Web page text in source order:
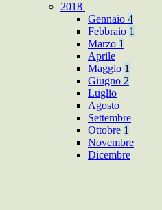
2018
Gennaio 4
Febbraio 1
Marzo 1
Aprile
Maggio 1
Giugno 2
Luglio
Agosto
Settembre
Ottobre 1
Novembre
Dicembre